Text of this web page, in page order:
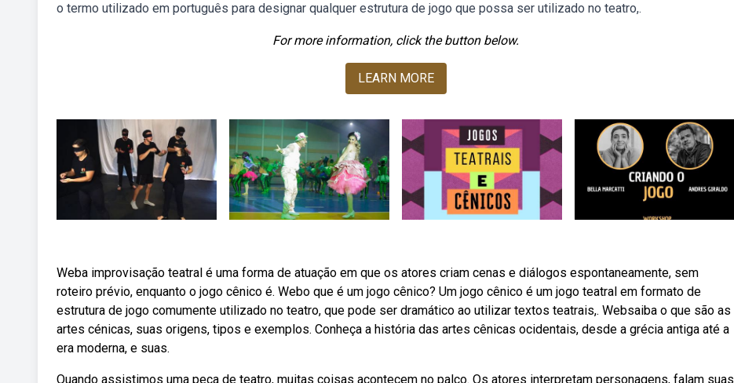
o termo utilizado em português para designar qualquer estrutura de jogo que possa ser utilizado no teatro,.
For more information, click the button below.
LEARN MORE
Weba improvisação teatral é uma forma de atuação em que os atores criam cenas e diálogos espontaneamente, sem
roteiro prévio, enquanto o jogo cênico é. Webo que é um jogo cênico? Um jogo cênico é um jogo teatral em formato de
estrutura de jogo comumente utilizado no teatro, que pode ser dramático ao utilizar textos teatrais,. Websaiba o que são as
artes cénicas, suas origens, tipos e exemplos. Conheça a história das artes cênicas ocidentais, desde a grécia antiga até a
era moderna, e suas.
Quando assistimos uma peça de teatro, muitas coisas acontecem no palco. Os atores interpretam personagens, falam suas